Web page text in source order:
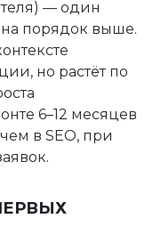
— один
порядок выше.
но растёт по
6–12 месяцев
в SEO, при